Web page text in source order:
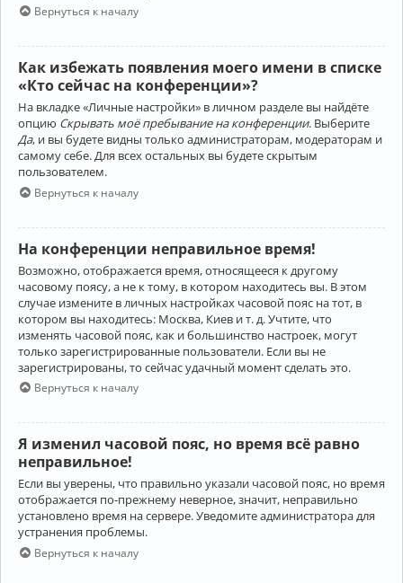
Вернуться к началу
Как избежать появления моего имени в списке
«Кто сейчас на конференции»?
На вкладке «Личные настройки» в личном разделе вы найдёте
опцию Скрывать моё пребывание на конференции. Выберите
Да, и вы будете видны только администраторам, модераторам и
самому себе. Для всех остальных вы будете скрытым
пользователем.
Вернуться к началу
На конференции неправильное время!
Возможно, отображается время, относящееся к другому
часовому поясу, а не к тому, в котором находитесь вы. В этом
случае измените в личных настройках часовой пояс на тот, в
котором вы находитесь: Москва, Киев и т. д. Учтите, что
изменять часовой пояс, как и большинство настроек, могут
только зарегистрированные пользователи. Если вы не
зарегистрированы, то сейчас удачный момент сделать это.
Вернуться к началу
Я изменил часовой пояс, но время всё равно
неправильное!
Если вы уверены, что правильно указали часовой пояс, но время
отображается по-прежнему неверное, значит, неправильно
установлено время на сервере. Уведомите администратора для
устранения проблемы.
Вернуться к началу